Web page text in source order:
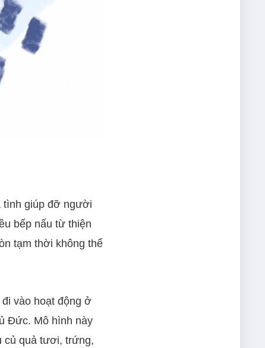
tình giúp đỡ người
bếp nấu từ thiện
tạm thời không thể
vào hoạt động ở
Đức. Mô hình này
củ quả tươi, trứng,